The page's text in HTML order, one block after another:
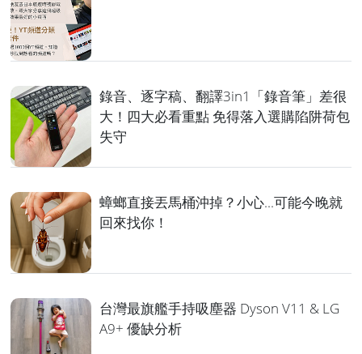
錄音、逐字稿、翻譯3in1「錄音筆」差很
大！四大必看重點 免得落入選購陷阱荷包
失守
蟑螂直接丟馬桶沖掉？小心...可能今晚就
回來找你！
台灣最旗艦手持吸塵器 Dyson V11 & LG
A9+ 優缺分析